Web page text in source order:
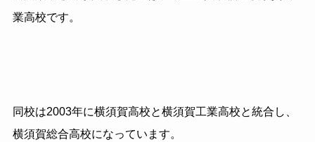
業高校です。
同校は2003年に横須賀高校と横須賀工業高校と統合し、
横須賀総合高校になっています。